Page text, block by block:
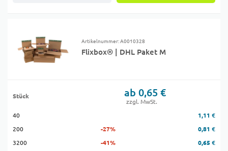
Artikelnummer: A0010328
Flixbox® | DHL Paket M
Stück ab 0,65 €
zzgl. MwSt.
40
1,11 €
200
-27%
0,81 €
3200
-41% 0,65 €